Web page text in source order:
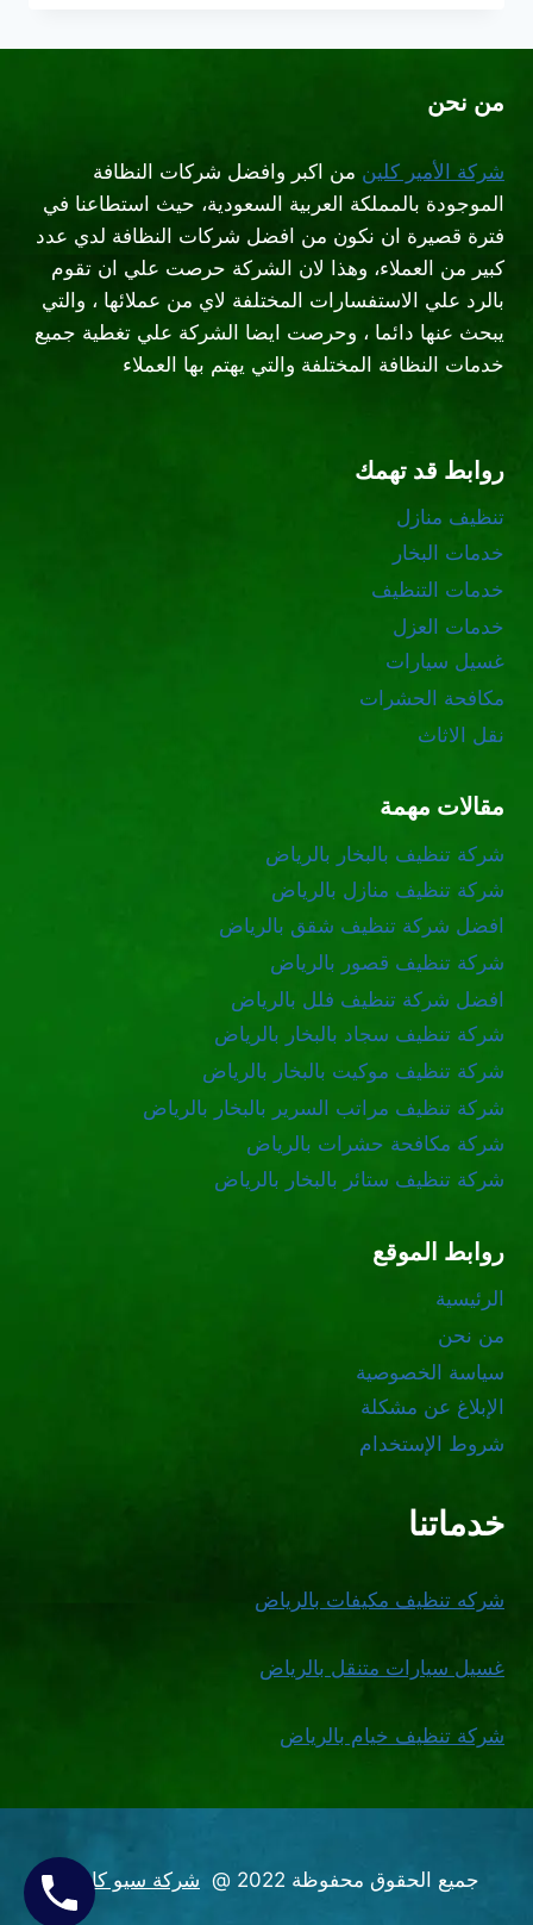
من نحن
شركة الأمير كلين من اكبر وافضل شركات النظافة
الموجودة بالمملكة العربية السعودية، حيث استطاعنا في
فترة قصيرة ان نكون من افضل شركات النظافة لدي عدد
كبير من العملاء، وهذا لان الشركة حرصت علي ان تقوم
بالرد علي الاستفسارات المختلفة لاي من عملائها ، والتي
يبحث عنها دائما ، وحرصت ايضا الشركة علي تغطية جميع
خدمات النظافة المختلفة والتي يهتم بها العملاء
روابط قد تهمك
تنظيف منازل
خدمات البخار
خدمات التنظيف
خدمات العزل
غسيل سيارات
مكافحة الحشرات
نقل الاثاث
مقالات مهمة
شركة تنظيف بالبخار بالرياض
شركة تنظيف منازل بالرياض
افضل شركة تنظيف شقق بالرياض
شركة تنظيف قصور بالرياض
افضل شركة تنظيف فلل بالرياض
شركة تنظيف سجاد بالبخار بالرياض
شركة تنظيف موكيت بالبخار بالرياض
شركة تنظيف مراتب السرير بالبخار بالرياض
شركة مكافحة حشرات بالرياض
شركة تنظيف ستائر بالبخار بالرياض
روابط الموقع
الرئيسية
من نحن
سياسة الخصوصية
الإبلاغ عن مشكلة
شروط الإستخدام
خدماتنا
شركه تنظيف مكيفات بالرياض
غسيل سيارات متنقل بالرياض
شركة تنظيف خيام بالرياض
جميع الحقوق محفوظة 2022 @ شركة سيو كاسيل